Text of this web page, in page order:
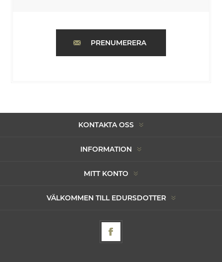
PRENUMERERA
KONTAKTA OSS
INFORMATION
MITT KONTO
VÄLKOMMEN TILL EDURSDOTTER